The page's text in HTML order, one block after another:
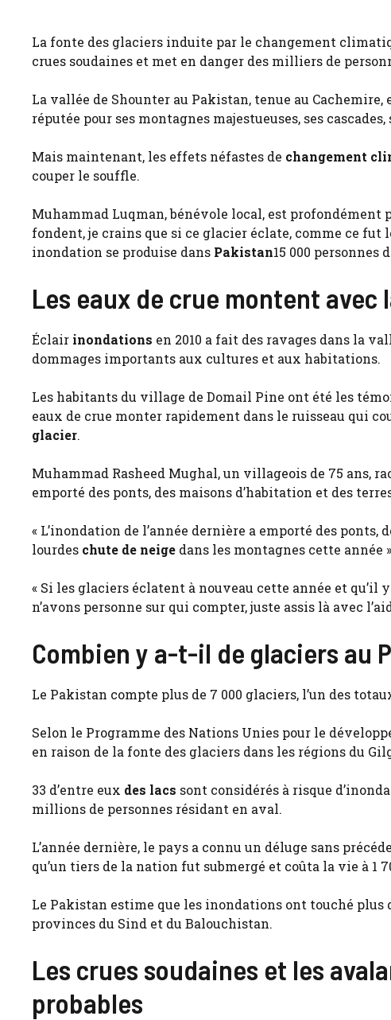
La fonte des glaciers induite par le changement
crues soudaines et met en danger des milliers de
La vallée de Shounter au Pakistan, tenue au
réputée pour ses montagnes majestueuses, ses
Mais maintenant, les effets néfastes de changement
couper le souffle.
Muhammad Luqman, bénévole local, est profondément
fondent, je crains que si ce glacier éclate, comme ce fut
inondation se produise dans Pakistan15 000 personnes
Les eaux de crue montent
Éclair inondations en 2010 a fait des ravages dans la
dommages importants aux cultures et aux habitations.
Les habitants du village de Domail Pine ont été les
eaux de crue monter rapidement dans le ruisseau qui
glacier.
Muhammad Rasheed Mughal, un villageois de 75 ans,
emporté des ponts, des maisons d’habitation et des
« L’inondation de l’année dernière a emporté des
lourdes chute de neige dans les montagnes cette année
« Si les glaciers éclatent à nouveau cette année et
n’avons personne sur qui compter, juste assis là avec
Combien y a-t-il de glaciers au
Le Pakistan compte plus de 7 000 glaciers, l’un des
Selon le Programme des Nations Unies pour le
en raison de la fonte des glaciers dans les régions du
33 d’entre eux des lacs sont considérés à risque
millions de personnes résidant en aval.
L’année dernière, le pays a connu un déluge sans
qu’un tiers de la nation fut submergé et coûta la vie à 1
Le Pakistan estime que les inondations ont touché
provinces du Sind et du Balouchistan.
Les crues soudaines et les
probables